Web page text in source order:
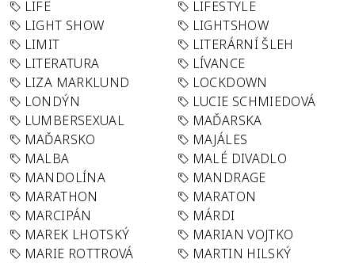
LIFE
LIFESTYLE
LIGHT SHOW
LIGHTSHOW
LIMIT
LITERÁRNÍ ŠLEH
LITERATURA
LÍVANCE
LIZA MARKLUND
LOCKDOWN
LONDÝN
LUCIE SCHMIEDOVÁ
LUMBERSEXUAL
MAĎARSKA
MAĎARSKO
MAJÁLES
MALBA
MALÉ DIVADLO
MANDOLÍNA
MANDRAGE
MARATHON
MARATON
MARCIPÁN
MÁRDI
MAREK LHOTSKÝ
MARIAN VOJTKO
MARIE ROTTROVÁ
MARTIN HILSKÝ